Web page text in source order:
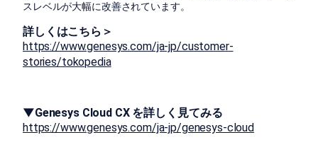
スレベルが大幅に改善されています。
詳しくはこちら＞
https://www.genesys.com/ja-jp/customer-
stories/tokopedia
▼Genesys Cloud CX を詳しく見てみる
https://www.genesys.com/ja-jp/genesys-cloud